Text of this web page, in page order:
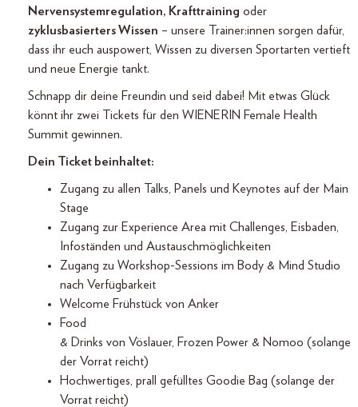
Nervensystemregulation, Krafttraining oder
zyklusbasierters Wissen – unsere Trainer:innen sorgen dafür,
dass ihr euch auspowert, Wissen zu diversen Sportarten vertieft
und neue Energie tankt.
Schnapp dir deine Freundin und seid dabei! Mit etwas Glück
könnt ihr zwei Tickets für den WIENERIN Female Health
Summit gewinnen.
Dein Ticket beinhaltet:
Zugang zu allen Talks, Panels und Keynotes auf der Main
Stage
Zugang zur Experience Area mit Challenges, Eisbaden,
Infoständen und Austauschmöglichkeiten
Zugang zu Workshop-Sessions im Body & Mind Studio
nach Verfügbarkeit
Welcome Frühstück von Anker
Food
& Drinks von Vöslauer, Frozen Power & Nomoo (solange
der Vorrat reicht)
Hochwertiges, prall gefülltes Goodie Bag (solange der
Vorrat reicht)